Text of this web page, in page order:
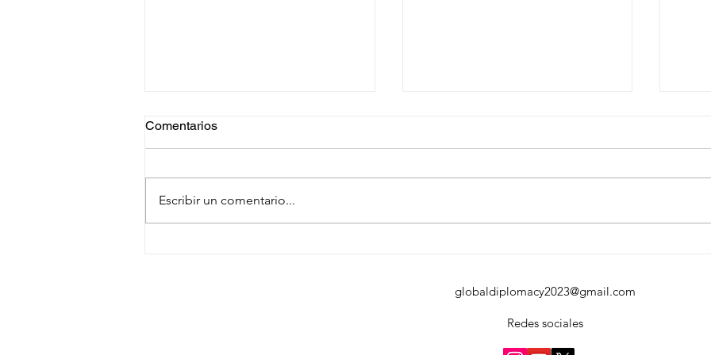
Comentarios
Escribir un comentario...
globaldiplomacy2023@gmail.com
Redes sociales